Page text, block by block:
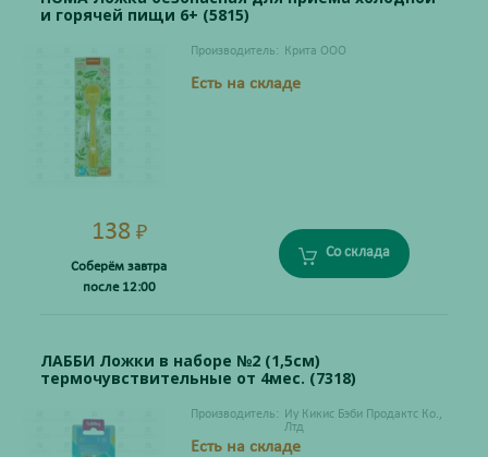
и горячей пищи 6+ (5815)
Производитель: Крита ООО
Есть на складе
138 ₽
Соберём завтра
после 12:00
Со склада
ЛАББИ Ложки в наборе №2 (1,5см)
термочувствительные от 4мес. (7318)
Производитель:
Иу Кикис Бэби Продактс Ко.,
Лтд
Есть на складе